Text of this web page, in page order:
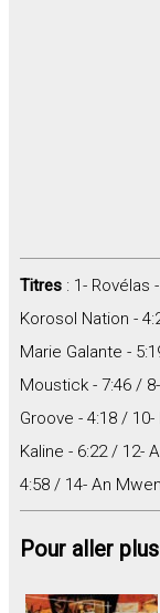
Titres : 1- Rovélas
Korosol Nation -
Marie Galante -
Moustick - 7:46 /
Groove - 4:18 /
Kaline - 6:22 / 12-
4:58 / 14- An
Pour aller